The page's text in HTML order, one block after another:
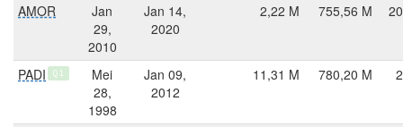
AMOR
Jan
29,
2010
Jan 14,
2020
2,22 M 755,56 M
PADI Q1
Mei
28,
1998
Jan 09,
2012
11,31 M 780,20 M